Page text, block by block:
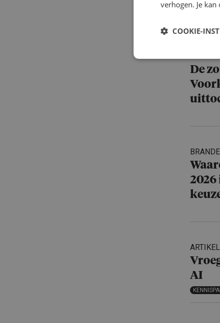
De
2026
ARTIKEL
AI
verhogen. Je
COOKIE-